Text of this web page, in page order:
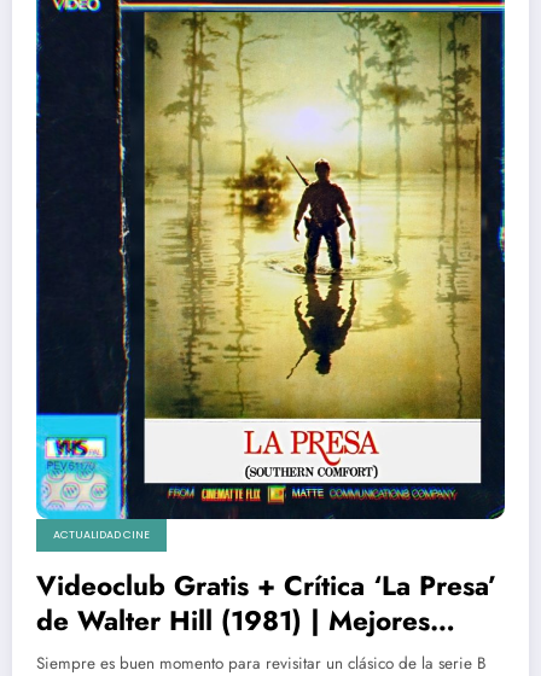
ACTUALIDAD CINE
Videoclub Gratis + Crítica ‘La Presa’
de Walter Hill (1981) | Mejores
películas de videoclub de los 80
Siempre es buen momento para revisitar un clásico de la serie B